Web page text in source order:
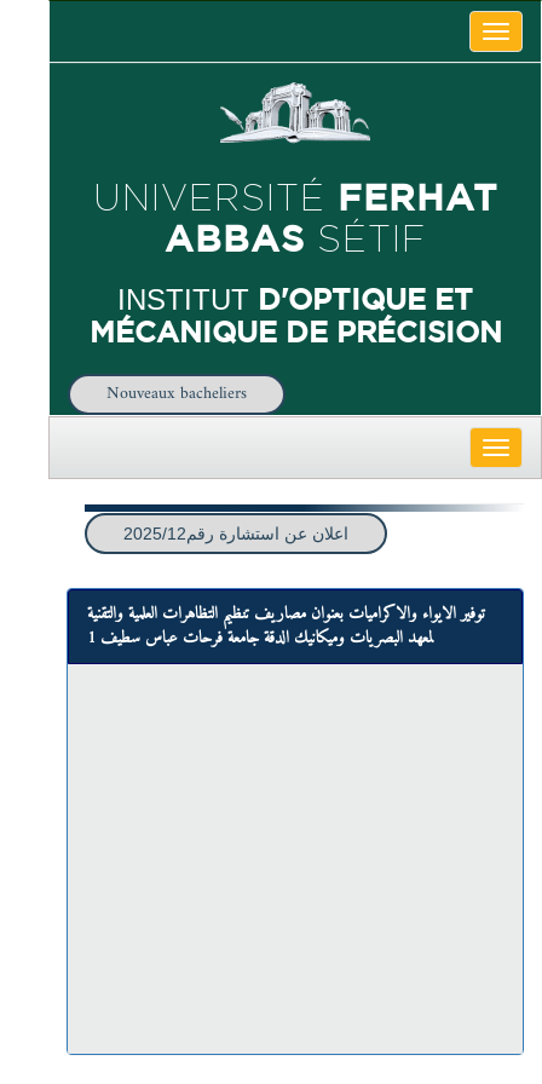
Toggle
UNIVERSITÉ FERHAT
ABBAS SÉTIF
INSTITUT D'OPTIQUE ET
MÉCANIQUE DE PRÉCISION
Nouveaux bacheliers
Toggle
اعلان عن استشارة رقم2025/12
توفير الايواء والاكراميات بعنوان مصاريف تنظيم التظاهرات العلمية والتقنية
لمعهد البصريات وميكانيك الدقة جامعة فرحات عباس سطيف 1